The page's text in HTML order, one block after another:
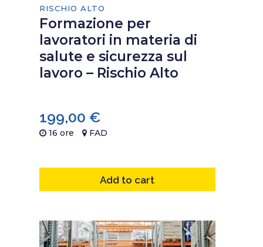
RISCHIO ALTO
Formazione per
lavoratori in materia di
salute e sicurezza sul
lavoro – Rischio Alto
199,00 €
16 ore FAD
Add to cart